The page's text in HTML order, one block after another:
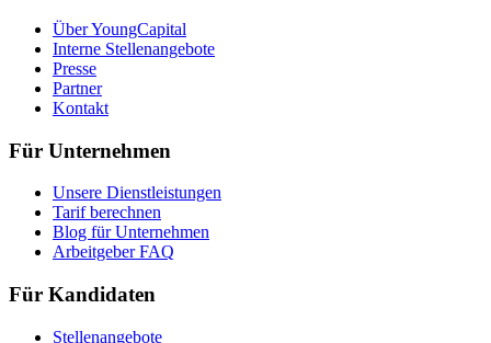
Über YoungCapital
Interne Stellenangebote
Presse
Partner
Kontakt
Für Unternehmen
Unsere Dienstleistungen
Tarif berechnen
Blog für Unternehmen
Arbeitgeber FAQ
Für Kandidaten
Stellenangebote